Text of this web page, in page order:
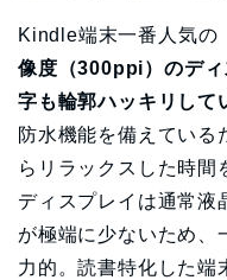
Kindle端末一番人気
像度（300ppi）のデ
字も輪郭ハッキリして
防水機能を備えている
らリラックスした時
ディスプレイは通常液
が極端に少ないため、
力的。読書特化した端